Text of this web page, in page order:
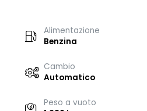
Alimentazione
Benzina
Cambio
Automatico
Peso a vuoto